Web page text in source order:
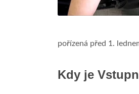
pořízená před 1.
Kdy je